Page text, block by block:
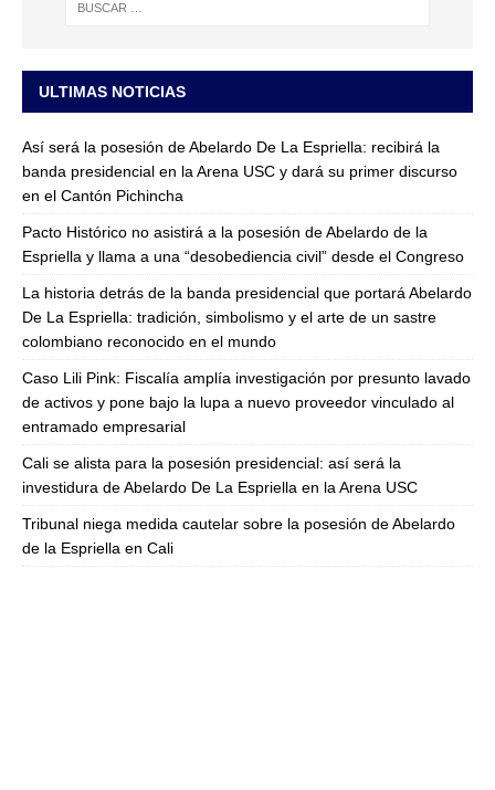
ULTIMAS NOTICIAS
Así será la posesión de Abelardo De La Espriella: recibirá la
banda presidencial en la Arena USC y dará su primer discurso
en el Cantón Pichincha
Pacto Histórico no asistirá a la posesión de Abelardo de la
Espriella y llama a una “desobediencia civil” desde el Congreso
La historia detrás de la banda presidencial que portará Abelardo
De La Espriella: tradición, simbolismo y el arte de un sastre
colombiano reconocido en el mundo
Caso Lili Pink: Fiscalía amplía investigación por presunto lavado
de activos y pone bajo la lupa a nuevo proveedor vinculado al
entramado empresarial
Cali se alista para la posesión presidencial: así será la
investidura de Abelardo De La Espriella en la Arena USC
Tribunal niega medida cautelar sobre la posesión de Abelardo
de la Espriella en Cali